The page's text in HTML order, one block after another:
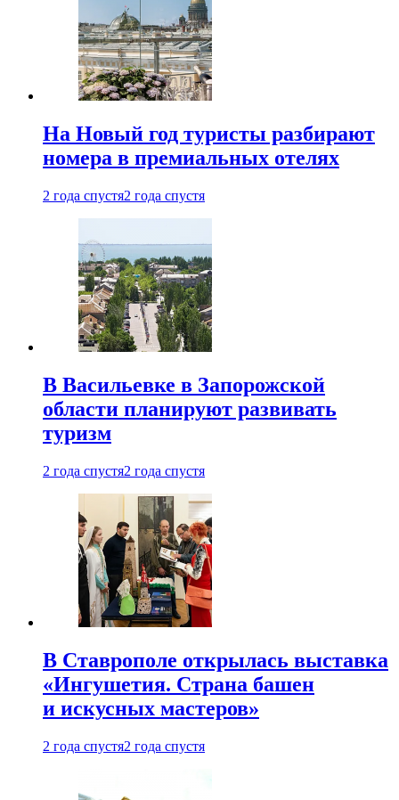
На Новый год туристы разбирают
номера в премиальных отелях
2 года спустя2 года спустя
В Васильевке в Запорожской
области планируют развивать
туризм
2 года спустя2 года спустя
В Ставрополе открылась выставка
«Ингушетия. Страна башен
и искусных мастеров»
2 года спустя2 года спустя